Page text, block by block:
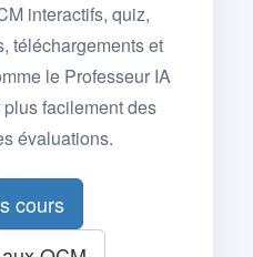
interactifs, quiz,
téléchargements et
le Professeur IA
facilement des
évaluations.
cours